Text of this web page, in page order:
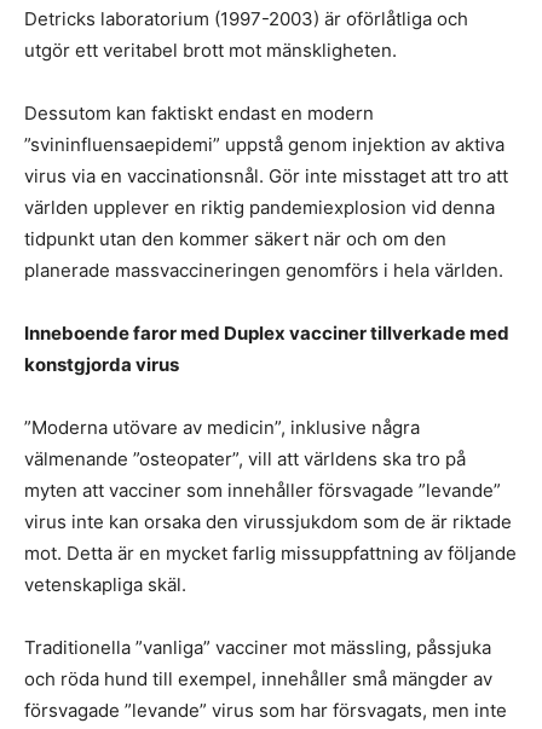
Detricks laboratorium (1997-2003) är oförlåtliga och
utgör ett veritabel brott mot mänskligheten.
Dessutom kan faktiskt endast en modern
”svininfluensaepidemi” uppstå genom injektion av aktiva
virus via en vaccinationsnål. Gör inte misstaget att tro att
världen upplever en riktig pandemiexplosion vid denna
tidpunkt utan den kommer säkert när och om den
planerade massvaccineringen genomförs i hela världen.
Inneboende faror med Duplex vacciner tillverkade med
konstgjorda virus
”Moderna utövare av medicin”, inklusive några
välmenande ”osteopater”, vill att världens ska tro på
myten att vacciner som innehåller försvagade ”levande”
virus inte kan orsaka den virussjukdom som de är riktade
mot. Detta är en mycket farlig missuppfattning av följande
vetenskapliga skäl.
Traditionella ”vanliga” vacciner mot mässling, påssjuka
och röda hund till exempel, innehåller små mängder av
försvagade ”levande” virus som har försvagats, men inte